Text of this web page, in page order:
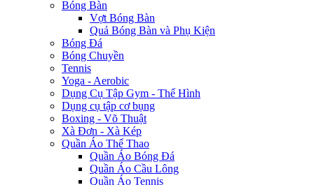
Bóng Bàn
Vợt Bóng Bàn
Quả Bóng Bàn và Phụ Kiện
Bóng Đá
Bóng Chuyền
Tennis
Yoga - Aerobic
Dụng Cụ Tập Gym - Thể Hình
Dụng cụ tập cơ bụng
Boxing - Võ Thuật
Xà Đơn - Xà Kép
Quần Áo Thể Thao
Quần Áo Bóng Đá
Quần Áo Cầu Lông
Quần Áo Tennis